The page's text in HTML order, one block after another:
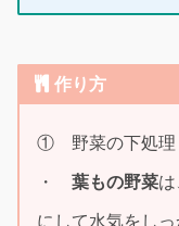
作り方
① 野菜の下処理
・ 葉もの野菜
にして水気をしっ